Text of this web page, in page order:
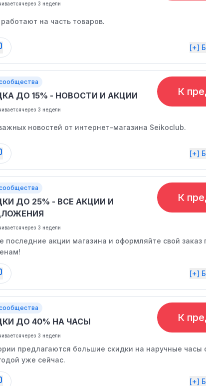
через 3 недели
на часть товаров.
[+]
ДО 15% - НОВОСТИ И АКЦИИ
через 3 недели
К
новостей от интернет-магазина Seikoclub.
[+]
ДО 25% - ВСЕ АКЦИИ И
через 3 недели
К
последние акции магазина и оформляйте свой
[+]
ДО 40% НА ЧАСЫ
через 3 недели
К
предлагаются большие скидки на наручные часы
уже сейчас.
[+]